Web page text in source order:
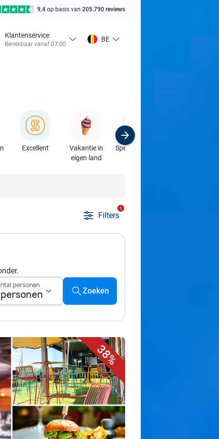
9,4 op basis van 205.790 reviews
Klantenservice
Bereikbaar vanaf 07:00
BE
Excellent
Vakantie in
eigen land
Speciaalzaken
Filters
1
personen
Zoeken
38%